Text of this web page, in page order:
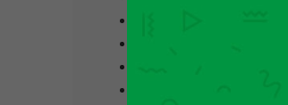
Możliwość